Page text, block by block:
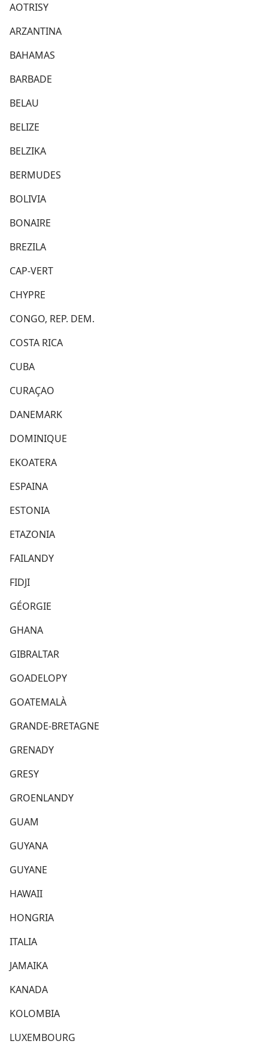
AOTRISY
ARZANTINA
BAHAMAS
BARBADE
BELAU
BELIZE
BELZIKA
BERMUDES
BOLIVIA
BONAIRE
BREZILA
CAP-VERT
CHYPRE
CONGO, REP. DEM.
COSTA RICA
CUBA
CURAÇAO
DANEMARK
DOMINIQUE
EKOATERA
ESPAINA
ESTONIA
ETAZONIA
FAILANDY
FIDJI
GÉORGIE
GHANA
GIBRALTAR
GOADELOPY
GOATEMALÀ
GRANDE-BRETAGNE
GRENADY
GRESY
GROENLANDY
GUAM
GUYANA
GUYANE
HAWAII
HONGRIA
ITALIA
JAMAIKA
KANADA
KOLOMBIA
LUXEMBOURG